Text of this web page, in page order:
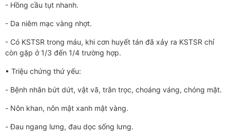
- Hồng cầu tụt nhanh.
- Da niêm mạc vàng nhợt.
- Có KSTSR trong máu, khi cơn huyết tán đã xảy ra KSTSR chỉ
còn gặp ở 1/3 đến 1/4 trường hợp.
• Triệu chứng thứ yếu:
- Bệnh nhân bứt dứt, vật vã, trằn trọc, choáng váng, chóng mặt.
- Nôn khan, nôn mật xanh mật vàng.
-Đau ngang lưng, đau dọc sống lưng.